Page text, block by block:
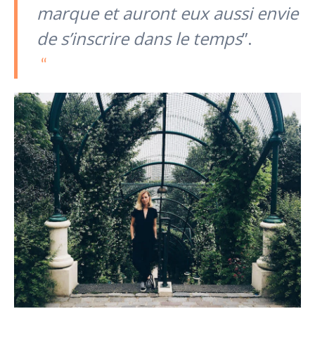
marque et auront eux aussi envie
de s’inscrire dans le temps”.